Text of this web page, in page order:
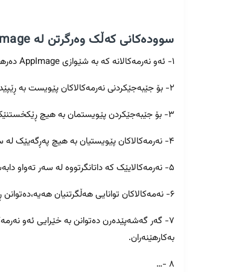
سوودەکانی کەڵک وەرگرتن لە AppImage :
۱- ئەو نەرمەکالانە کە بە شێوازی AppImage دەرهاتوون، پێویستیان بە دامەزراندن نییە.
۲- بۆ جێبەجێکردنی نەرمەکالاکان پێویست بە ڕێپێدانی ڕووت نییە.
۳- بۆ جێبەجێکردن پێویستمان بە هیچ ڕێکخستنێک لە سیستەمی کارگێڕی نییە.
۴- نەرمەکالاکان پێویستیان بە هیچ پەڕگەیێک لە سیستەمی دانراوە نییە.
۵- نەرمەکالایێک کە داتانگرتووە لە سەر تەواو دابەشکراوەکان گنو/لینوکس ئیشدەکا.
۶- نەمەکالاکان توانایی هەڵگرتنیان هەیە،دەتوانن ڕوونووسێکی لێبدەن بە هاوڕێکانتان.
بەکارهێنەران.
۸ -…